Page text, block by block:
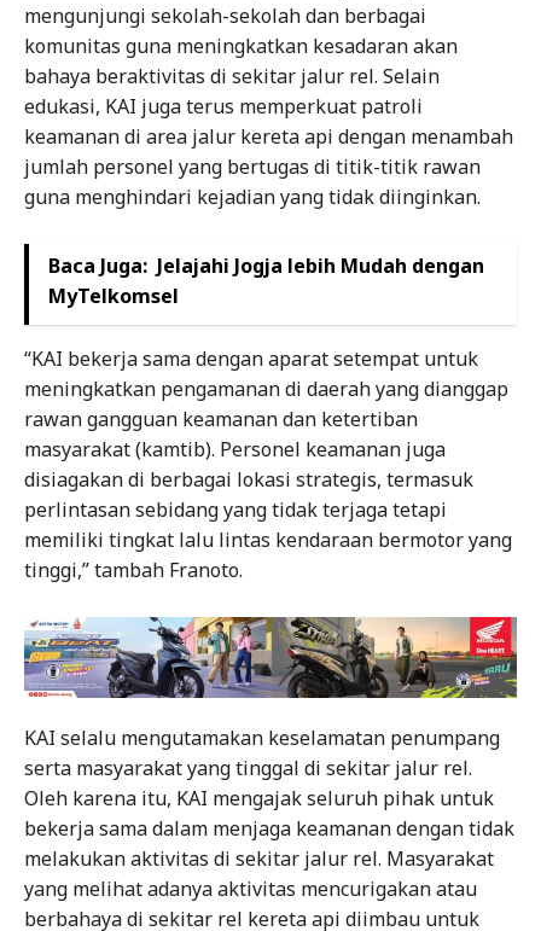
mengunjungi sekolah-sekolah dan berbagai
komunitas guna meningkatkan kesadaran akan
bahaya beraktivitas di sekitar jalur rel. Selain
edukasi, KAI juga terus memperkuat patroli
keamanan di area jalur kereta api dengan menambah
jumlah personel yang bertugas di titik-titik rawan
guna menghindari kejadian yang tidak diinginkan.
Baca Juga: Jelajahi Jogja lebih Mudah dengan
MyTelkomsel
“KAI bekerja sama dengan aparat setempat untuk
meningkatkan pengamanan di daerah yang dianggap
rawan gangguan keamanan dan ketertiban
masyarakat (kamtib). Personel keamanan juga
disiagakan di berbagai lokasi strategis, termasuk
perlintasan sebidang yang tidak terjaga tetapi
memiliki tingkat lalu lintas kendaraan bermotor yang
tinggi,” tambah Franoto.
KAI selalu mengutamakan keselamatan penumpang
serta masyarakat yang tinggal di sekitar jalur rel.
Oleh karena itu, KAI mengajak seluruh pihak untuk
bekerja sama dalam menjaga keamanan dengan tidak
melakukan aktivitas di sekitar jalur rel. Masyarakat
yang melihat adanya aktivitas mencurigakan atau
berbahaya di sekitar rel kereta api diimbau untuk